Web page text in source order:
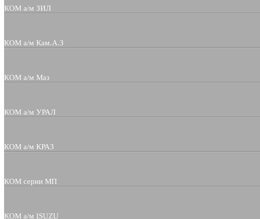
КОМ а/м ЗИЛ
КОМ а/м Кам.А.З
КОМ а/м Маз
КОМ а/м УРАЛ
КОМ а/м КРАЗ
КОМ серии МП
КОМ а/м ISUZU